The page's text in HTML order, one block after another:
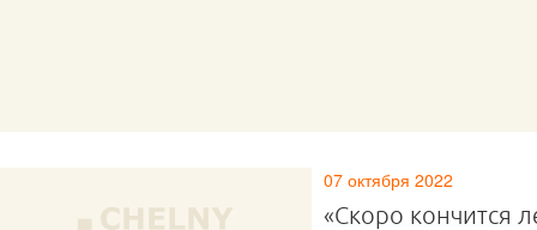
07 октября 2022
«Скоро кончится